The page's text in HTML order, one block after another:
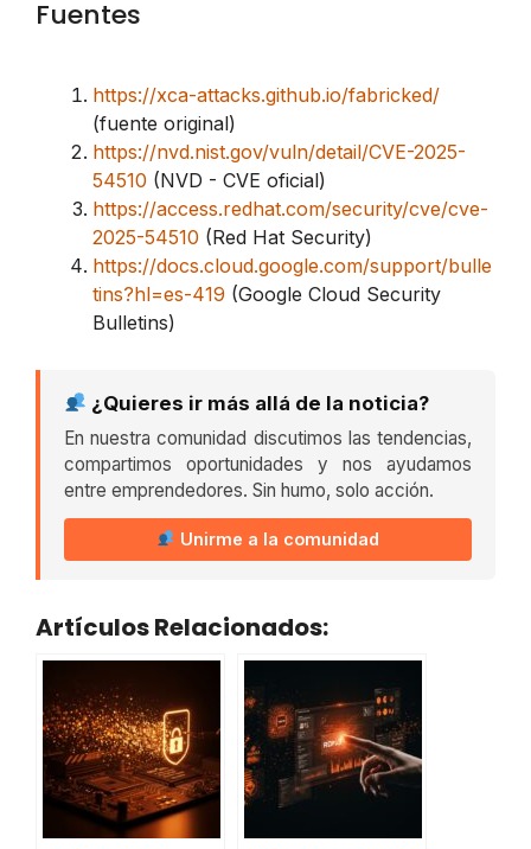
Fuentes
https://xca-attacks.github.io/fabricked/
(fuente original)
https://nvd.nist.gov/vuln/detail/CVE-2025-
54510 (NVD - CVE oficial)
https://access.redhat.com/security/cve/cve-
2025-54510 (Red Hat Security)
https://docs.cloud.google.com/support/bulle
tins?hl=es-419 (Google Cloud Security
Bulletins)
¿Quieres ir más allá de la noticia?
En nuestra comunidad discutimos las tendencias,
compartimos oportunidades y nos ayudamos
entre emprendedores. Sin humo, solo acción.
Unirme a la comunidad
Artículos Relacionados: